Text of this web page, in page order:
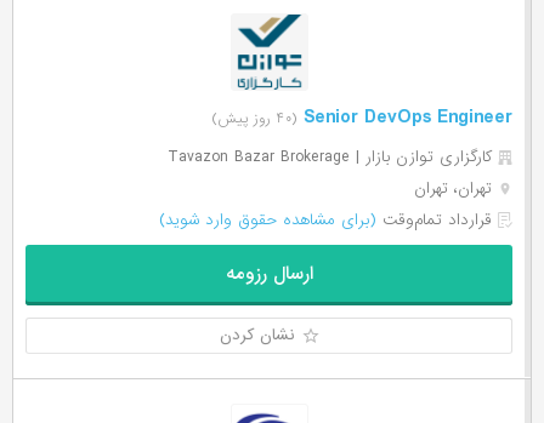
Senior DevOps Engineer (۴۰ روز پیش)
کارگزاری توازن بازار | Tavazon Bazar Brokerage
تهران، تهران
قرارداد تمام‌وقت (برای مشاهده حقوق وارد شوید)
ارسال رزومه
نشان کردن